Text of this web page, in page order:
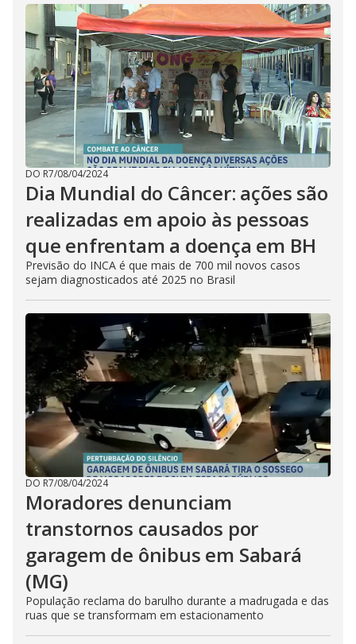
DO R7/08/04/2024
Dia Mundial do Câncer: ações são
realizadas em apoio às pessoas
que enfrentam a doença em BH
Previsão do INCA é que mais de 700 mil novos casos
sejam diagnosticados até 2025 no Brasil
DO R7/08/04/2024
Moradores denunciam
transtornos causados por
garagem de ônibus em Sabará
(MG)
População reclama do barulho durante a madrugada e das
ruas que se transformam em estacionamento